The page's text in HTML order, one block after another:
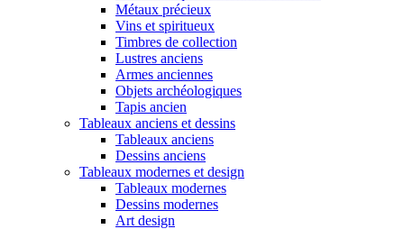
Métaux précieux
Vins et spiritueux
Timbres de collection
Lustres anciens
Armes anciennes
Objets archéologiques
Tapis ancien
Tableaux anciens et dessins
Tableaux anciens
Dessins anciens
Tableaux modernes et design
Tableaux modernes
Dessins modernes
Art design